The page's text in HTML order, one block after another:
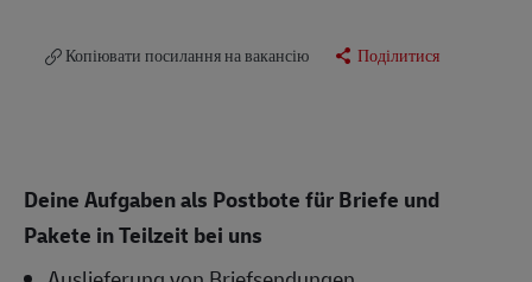
Копіювати посилання на вакансію Поділитися
Deine Aufgaben als Postbote für Briefe und
Pakete in Teilzeit bei uns